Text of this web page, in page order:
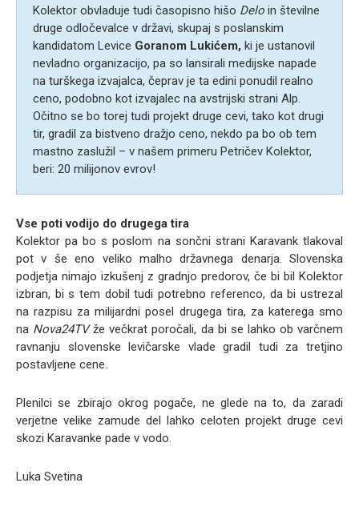
Kolektor obvladuje tudi časopisno hišo Delo in številne
druge odločevalce v državi, skupaj s poslanskim
kandidatom Levice Goranom Lukićem, ki je ustanovil
nevladno organizacijo, pa so lansirali medijske napade
na turškega izvajalca, čeprav je ta edini ponudil realno
ceno, podobno kot izvajalec na avstrijski strani Alp.
Očitno se bo torej tudi projekt druge cevi, tako kot drugi
tir, gradil za bistveno dražjo ceno, nekdo pa bo ob tem
mastno zaslužil – v našem primeru Petričev Kolektor,
beri: 20 milijonov evrov!
Vse poti vodijo do drugega tira
Kolektor pa bo s poslom na sončni strani Karavank tlakoval
pot v še eno veliko malho državnega denarja. Slovenska
podjetja nimajo izkušenj z gradnjo predorov, če bi bil Kolektor
izbran, bi s tem dobil tudi potrebno referenco, da bi ustrezal
na razpisu za milijardni posel drugega tira, za katerega smo
na Nova24TVže večkrat poročali, da bi se lahko ob varčnem
ravnanju slovenske levičarske vlade gradil tudi za tretjino
postavljene cene.
Plenilci se zbirajo okrog pogače, ne glede na to, da zaradi
verjetne velike zamude del lahko celoten projekt druge cevi
skozi Karavanke pade v vodo.
Luka Svetina